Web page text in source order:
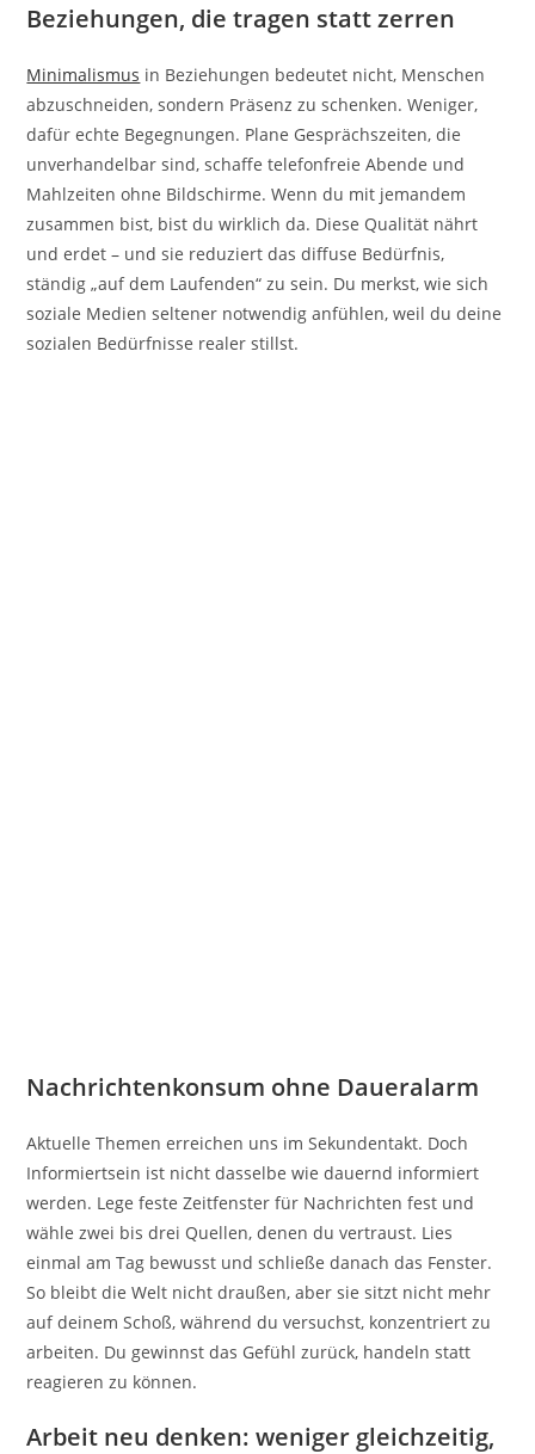
Beziehungen, die tragen statt zerren
Minimalismus in Beziehungen bedeutet nicht, Menschen
abzuschneiden, sondern Präsenz zu schenken. Weniger,
dafür echte Begegnungen. Plane Gesprächszeiten, die
unverhandelbar sind, schaffe telefonfreie Abende und
Mahlzeiten ohne Bildschirme. Wenn du mit jemandem
zusammen bist, bist du wirklich da. Diese Qualität nährt
und erdet – und sie reduziert das diffuse Bedürfnis,
ständig „auf dem Laufenden“ zu sein. Du merkst, wie sich
soziale Medien seltener notwendig anfühlen, weil du deine
sozialen Bedürfnisse realer stillst.
Nachrichtenkonsum ohne Daueralarm
Aktuelle Themen erreichen uns im Sekundentakt. Doch
Informiertsein ist nicht dasselbe wie dauernd informiert
werden. Lege feste Zeitfenster für Nachrichten fest und
wähle zwei bis drei Quellen, denen du vertraust. Lies
einmal am Tag bewusst und schließe danach das Fenster.
So bleibt die Welt nicht draußen, aber sie sitzt nicht mehr
auf deinem Schoß, während du versuchst, konzentriert zu
arbeiten. Du gewinnst das Gefühl zurück, handeln statt
reagieren zu können.
Arbeit neu denken: weniger gleichzeitig,